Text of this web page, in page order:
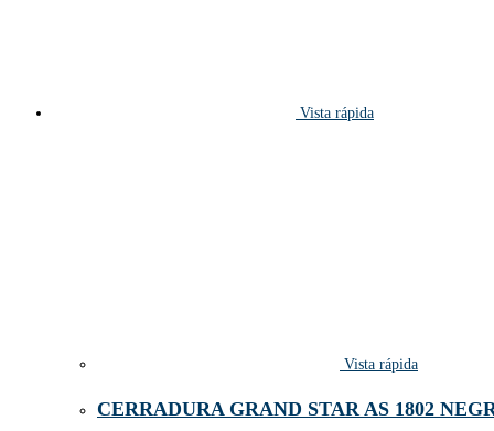
Vista rápida
Vista rápida
CERRADURA GRAND STAR AS 1802